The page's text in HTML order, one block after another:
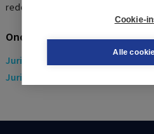
Cookie-
Alle
redenen, samenstel van gronden
Onderwerpen
Juridisch
Juridisch